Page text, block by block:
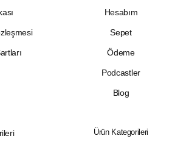
Hesabım
Sepet
Ödeme
Podcastler
Blog
Ürün Kategorileri